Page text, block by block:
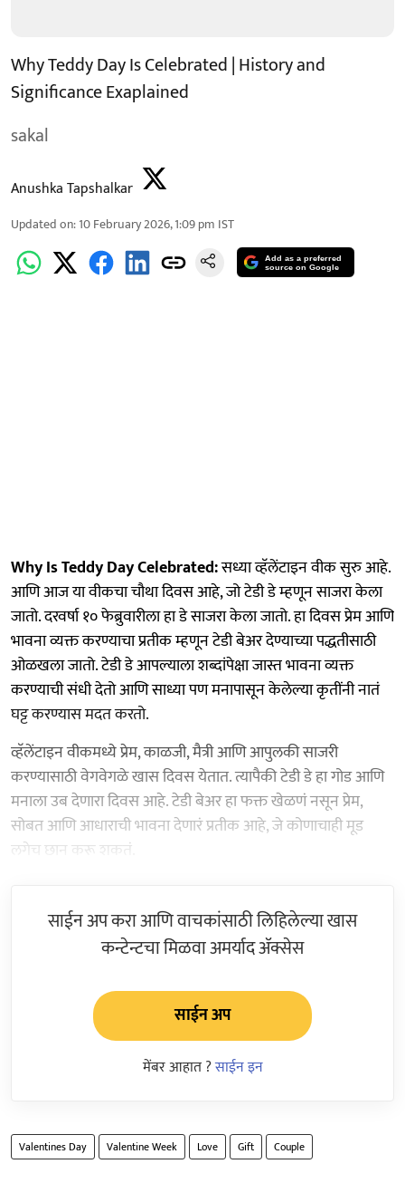
Why Teddy Day Is Celebrated | History and
Significance Exaplained
sakal
Anushka Tapshalkar
Updated on:10 February 2026, 1:09 pm IST
Add as a preferred
source on Google
Why Is Teddy Day Celebrated:सध्या व्हॅलेंटाइन वीक सुरु आहे.
आणि आज या वीकचा चौथा दिवस आहे, जो टेडी डे म्हणून साजरा केला
जातो. दरवर्षा १० फेब्रुवारीला हा डे साजरा केला जातो. हा दिवस प्रेम आणि
भावना व्यक्त करण्याचा प्रतीक म्हणून टेडी बेअर देण्याच्या पद्धतीसाठी
ओळखला जातो. टेडी डे आपल्याला शब्दांपेक्षा जास्त भावना व्यक्त
करण्याची संधी देतो आणि साध्या पण मनापासून केलेल्या कृतींनी नातं
घट्ट करण्यास मदत करतो.
व्हॅलेंटाइन वीकमध्ये प्रेम, काळजी, मैत्री आणि आपुलकी साजरी
करण्यासाठी वेगवेगळे खास दिवस येतात. त्यापैकी टेडी डे हा गोड आणि
मनाला उब देणारा दिवस आहे. टेडी बेअर हा फक्त खेळणं नसून प्रेम,
सोबत आणि आधाराची भावना देणारं प्रतीक आहे, जे कोणाचाही मूड
लगेच छान करू शकतं.
साईन अप करा आणि वाचकांसाठी लिहिलेल्या खास
कन्टेन्टचा मिळवा अमर्याद ॲक्सेस
साईन अप
मेंबर आहात ?साईन इन
Valentines Day Valentine Week Love Gift Couple